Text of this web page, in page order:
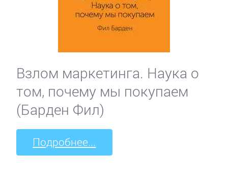
Взлом маркетинга. Наука о
том, почему мы покупаем
(Барден Фил)
Подробнее...